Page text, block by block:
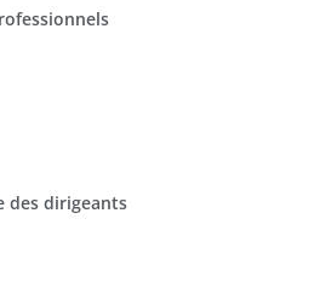
des dirigeants